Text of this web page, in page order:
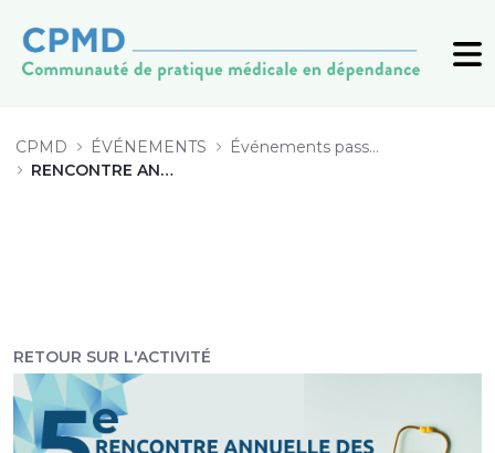
CPMD ÉVÉNEMENTS
Événements passés (archive)
RENCONTRE ANNUELLE 2022
RETOUR SUR L'ACTIVITÉ